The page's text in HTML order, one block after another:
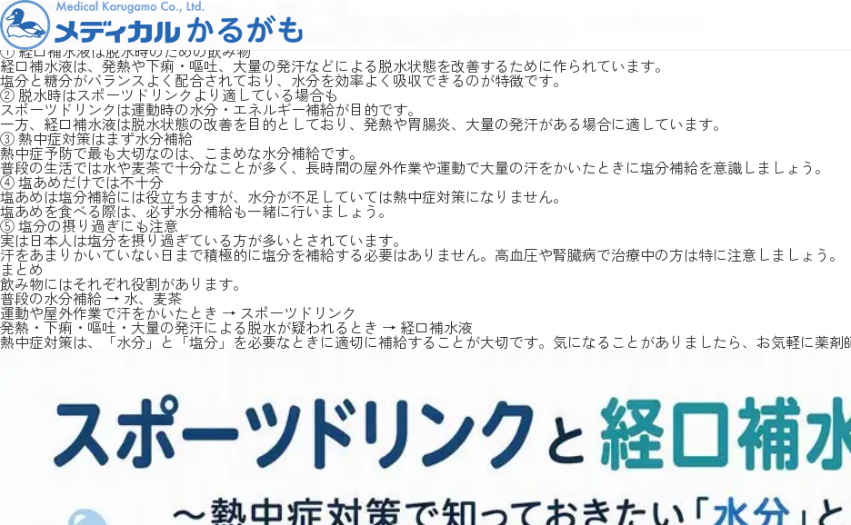
熱中症対策で知っておきたい「水分」と「塩分」の話
暑くなると、「スポーツドリンクを飲めば安心」「塩あめを食べれば熱中症対策になる」とよく言われます。
もちろん間違いではありませんが、大切なのは状況に応じて適切に使い分けることです。
① 経口補水液は脱水時のための飲み物
経口補水液は、発熱や下痢・嘔吐、大量の発汗などによる脱水状態を改善するために作られています。
塩分と糖分がバランスよく配合されており、水分を効率よく吸収できるのが特徴です。
② 脱水時はスポーツドリンクより適している場合も
スポーツドリンクは運動時の水分・エネルギー補給が目的です。
一方、経口補水液は脱水状態の改善を目的としており、発熱や胃腸炎、大量の発汗がある場合に適しています。
③ 熱中症対策はまず水分補給
熱中症予防で最も大切なのは、こまめな水分補給です。
普段の生活では水や麦茶で十分なことが多く、長時間の屋外作業や運動で大量の汗をかいたときに塩分補給を意識しましょう。
④ 塩あめだけでは不十分
塩あめは塩分補給には役立ちますが、水分が不足していては熱中症対策になりません。
塩あめを食べる際は、必ず水分補給も一緒に行いましょう。
⑤ 塩分の摂り過ぎにも注意
実は日本人は塩分を摂り過ぎている方が多いとされています。
汗をあまりかいていない日まで積極的に塩分を補給する必要はありません。高血圧や腎臓病で治療中の方は特に注意しましょう。
まとめ
飲み物にはそれぞれ役割があります。
普段の水分補給 → 水、麦茶
運動や屋外作業で汗をかいたとき → スポーツドリンク
発熱・下痢・嘔吐・大量の発汗による脱水が疑われるとき → 経口補水液
熱中症対策は、「水分」と「塩分」を必要なときに適切に補給することが大切です。気になることがありましたら、お気軽に薬剤